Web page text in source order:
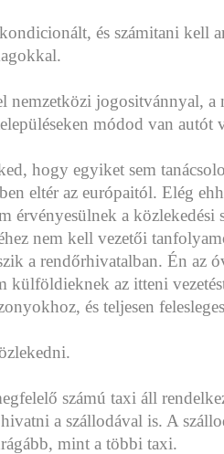
és számitani kell
nemzetközi jogositvánnyal, a
módod van autót
hogy egyiket sem
eltér az európaitól. Elég
érvényesülnek a közlekedési
nem kell vezetői
a rendőrhivatalban. Én az
külföldieknek az itteni
és teljesen
számú taxi áll
a szállodával is. A
mint a többi taxi.